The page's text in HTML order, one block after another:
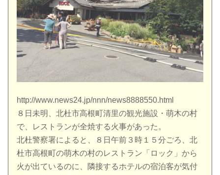
http://www.news24.jp/nnn/news8888550.html
８日未明、北杜市高根町清里の観光施設・萌木の村
で、レストランが全焼する火事があった。
北杜警察署によると、８日午前３時１５分ごろ、北
杜市高根町の萌木の村のレストラン「ロック」から
火が出ているのに、隣接するホテルの宿泊客が気付